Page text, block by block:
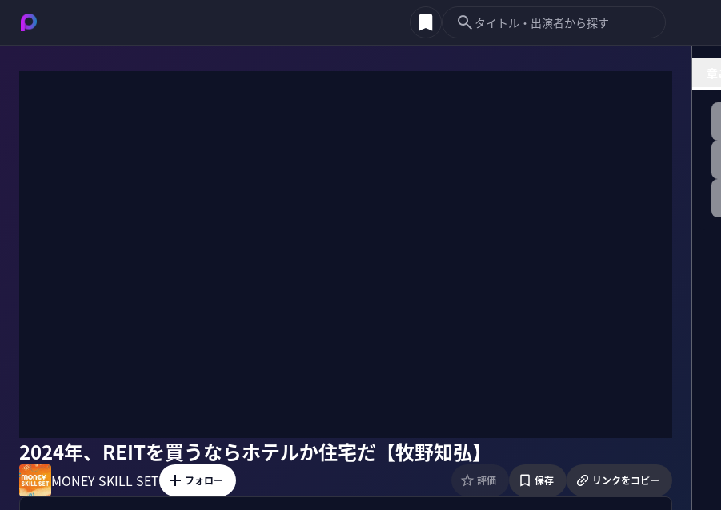
2024年、REITを買うならホテルか住宅だ【牧野知弘】
MONEY SKILL SET フォロー 評価 保存 リンクをコピー